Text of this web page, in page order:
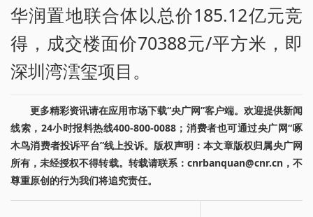
华润置地联合体以总价185.12亿元竞
得，成交楼面价70388元/平方米，即
深圳湾澐玺项目。
更多精彩资讯请在应用市场下载“央广网”客户端。欢迎提供新闻
线索，24小时报料热线400-800-0088；消费者也可通过央广网“啄
木鸟消费者投诉平台”线上投诉。版权声明：本文章版权归属央广网
所有，未经授权不得转载。转载请联系：cnrbanquan@cnr.cn，不
尊重原创的行为我们将追究责任。